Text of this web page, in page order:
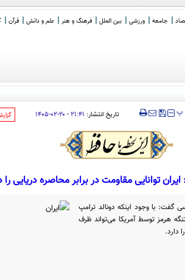
جامعه ورزشی بین الملل فرهنگ و هنر علم و دانش قرآن
پ تاریخ انتشار: ۲۱:۴۱ - ۲۰-۰۲-۱۴۰۵
توانایی مقاومت در برابر محاصره دریایی را
گفت: با وجود اینکه دونالد ترامپ
هرمز توسط آمریکا می‌تواند ظرف
دارد.